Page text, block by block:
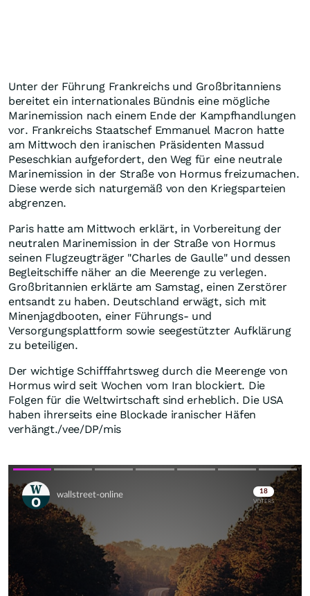
Unter der Führung Frankreichs und Großbritanniens
bereitet ein internationales Bündnis eine mögliche
Marinemission nach einem Ende der Kampfhandlungen
vor. Frankreichs Staatschef Emmanuel Macron hatte
am Mittwoch den iranischen Präsidenten Massud
Peseschkian aufgefordert, den Weg für eine neutrale
Marinemission in der Straße von Hormus freizumachen.
Diese werde sich naturgemäß von den Kriegsparteien
abgrenzen.
Paris hatte am Mittwoch erklärt, in Vorbereitung der
neutralen Marinemission in der Straße von Hormus
seinen Flugzeugträger "Charles de Gaulle" und dessen
Begleitschiffe näher an die Meerenge zu verlegen.
Großbritannien erklärte am Samstag, einen Zerstörer
entsandt zu haben. Deutschland erwägt, sich mit
Minenjagdbooten, einer Führungs- und
Versorgungsplattform sowie seegestützter Aufklärung
zu beteiligen.
Der wichtige Schifffahrtsweg durch die Meerenge von
Hormus wird seit Wochen vom Iran blockiert. Die
Folgen für die Weltwirtschaft sind erheblich. Die USA
haben ihrerseits eine Blockade iranischer Häfen
verhängt./vee/DP/mis
Skip